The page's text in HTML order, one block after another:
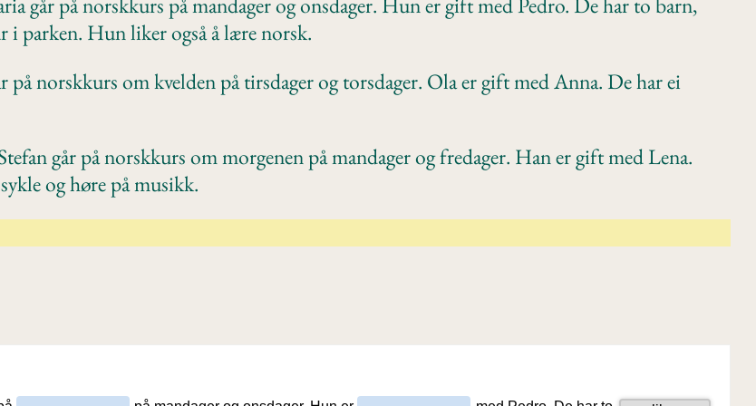
i parken. Hun liker også å lære norsk.
norskkurs om kvelden på tirsdager og torsdager. Ola er gift med Anna. De har ei
går på norskkurs om morgenen på mandager og fredager. Han er gift med Lena.
og høre på musikk.